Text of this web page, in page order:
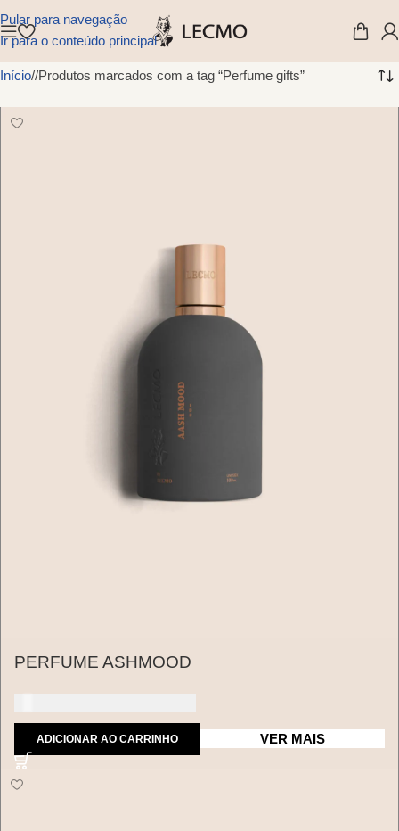
Pular para navegação
Ir para o conteúdo principal
Início/ Produtos marcados com a tag “Perfume gifts”
PERFUME ASHMOOD
VER MAIS
ADICIONAR AO CARRINHO